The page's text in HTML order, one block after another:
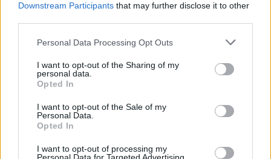
Downstream Participants that may further disclose it to other
Please note that this website/app uses one or more Google
not limited to your visit or usage behaviour. You may click to
grant or deny consent to Google and its third-party tags to
use your data for below specified purposes in below Google
consent section.
Personal Data Processing Opt Outs
I want to opt-out of the Sharing of my
personal data.
Opted In
I want to opt-out of the Sale of my
Personal Data.
Opted In
I want to opt-out of processing my
Népszerű